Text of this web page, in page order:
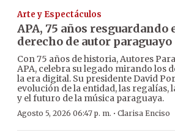
Arte y Espectáculos
APA, 75 años resguardando
derecho de autor paraguayo
Con 75 años de historia, Autores
APA, celebra su legado mirando los
la era digital. Su presidente David
evolución de la entidad, las regalías,
y el futuro de la música paraguaya.
Agosto 5, 2026 06:47 p. m. · Clarisa Enciso